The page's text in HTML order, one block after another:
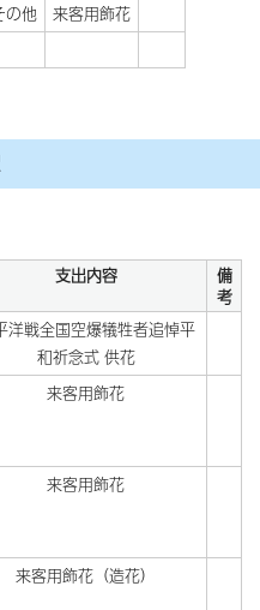
の他
来客用飾花
支出内容
備
考
洋戦全国空爆犠牲者追悼平
和祈念式 供花
来客用飾花
来客用飾花
来客用飾花（造花）